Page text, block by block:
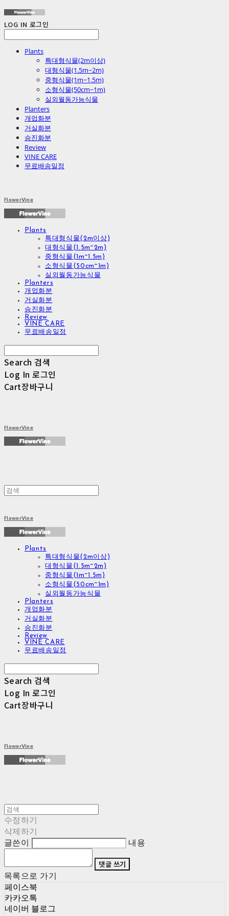
LOG IN 로그인
Plants
특대형식물(2m이상)
대형식물(1.5m~2m)
중형식물(1m~1.5m)
소형식물(50cm~1m)
실외월동가능식물
Planters
개업화분
거실화분
승진화분
Review
VINE CARE
무료배송일정
FlowerVine
Plants
특대형식물(2m이상)
대형식물(1.5m~2m)
중형식물(1m~1.5m)
소형식물(50cm~1m)
실외월동가능식물
Planters
개업화분
거실화분
승진화분
Review
VINE CARE
무료배송일정
Search 검색
Log In 로그인
Cart장바구니
FlowerVine
FlowerVine
Plants
특대형식물(2m이상)
대형식물(1.5m~2m)
중형식물(1m~1.5m)
소형식물(50cm~1m)
실외월동가능식물
Planters
개업화분
거실화분
승진화분
Review
VINE CARE
무료배송일정
Search 검색
Log In 로그인
Cart장바구니
FlowerVine
수정하기
삭제하기
글쓴이
내용
댓글 쓰기
목록으로 가기
페이스북
카카오톡
네이버 블로그